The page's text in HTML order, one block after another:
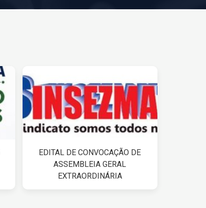
EDITAL DE CONVOCAÇÃO DE
ASSEMBLEIA GERAL
EXTRAORDINÁRIA